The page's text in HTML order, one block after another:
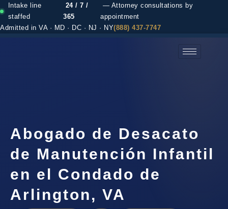
Intake line
staffed
24 / 7 /
365
— Attorney consultations by
appointment
Admitted in VA · MD · DC · NJ · NY(888) 437-7747
Abogado de Desacato
de Manutención Infantil
en el Condado de
Arlington, VA